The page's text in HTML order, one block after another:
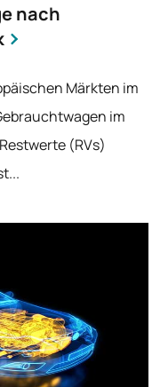
nach
Märkten im
im
(RVs)